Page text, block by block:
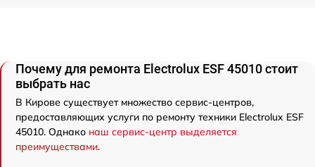
Почему для ремонта Electrolux ESF 45010 стоит
выбрать нас
В Кирове существует множество сервис-центров,
предоставляющих услуги по ремонту техники Electrolux ESF
45010. Однако наш сервис-центр выделяется
преимуществами.